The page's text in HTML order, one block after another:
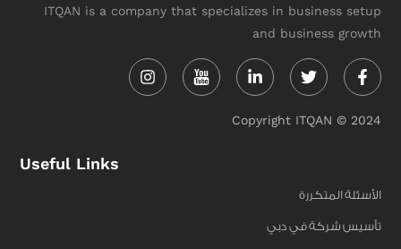
ITQAN is a company that specializes in business setup
and business growth
in f
Copyright ITQAN © 2024
Useful Links
الأسئلة المتكررة
تأسيس شركة في دبي